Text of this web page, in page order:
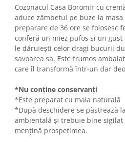
Chec mini
Torti
Foietaje
Biscuiti
Turta dulce
Turta dulce de Sibiu
Turta dulce cu miere
Croissant
Croissant Duofino
Cozonacul Casa Boromir cu
aduce zâmbetul pe buze la
preparare de 36 ore se folosesc
conferă un miez pufos și un gust
le dăruiești celor dragi bucurii
savoarea sa. Este frumos
care îl transformă într-un dar
*Nu conține conservanți
*Este preparat cu maia naturală
*După deschidere se păstrează
ambientală și trebuie bine sigilat
mențină prospețimea.